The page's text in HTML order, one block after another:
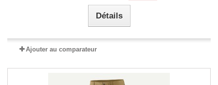
Détails
Ajouter au comparateur